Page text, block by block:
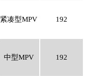
紧凑型MPV 192
中型MPV 192